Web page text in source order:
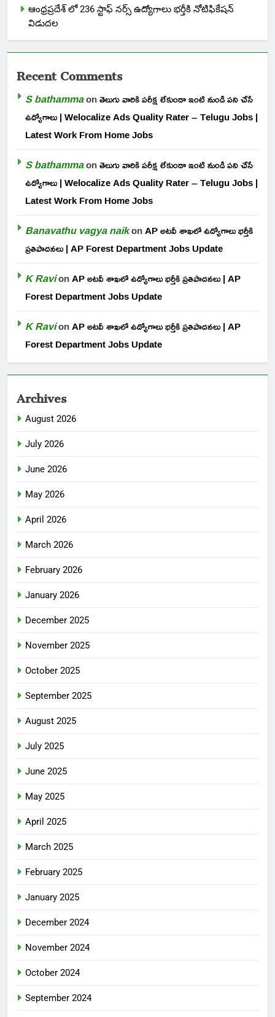
ఆంధ్రప్రదేశ్ లో 236 స్టాఫ్ నర్స్ ఉద్యోగాలు భర్తీకి నోటిఫికేషన్
విడుదల
Recent Comments
S bathammaonతెలుగు వారికి పరీక్ష లేకుండా ఇంటి నుండి పని చేసే
ఉద్యోగాలు | Welocalize Ads Quality Rater – Telugu Jobs |
Latest Work From Home Jobs
S bathammaonతెలుగు వారికి పరీక్ష లేకుండా ఇంటి నుండి పని చేసే
ఉద్యోగాలు | Welocalize Ads Quality Rater – Telugu Jobs |
Latest Work From Home Jobs
Banavathu vagya naikonAP అటవీ శాఖలో ఉద్యోగాలు భర్తీకి
ప్రతిపాదనలు | AP Forest Department Jobs Update
K RavionAP అటవీ శాఖలో ఉద్యోగాలు భర్తీకి ప్రతిపాదనలు | AP
Forest Department Jobs Update
K RavionAP అటవీ శాఖలో ఉద్యోగాలు భర్తీకి ప్రతిపాదనలు | AP
Forest Department Jobs Update
Archives
August 2026
July 2026
June 2026
May 2026
April 2026
March 2026
February 2026
January 2026
December 2025
November 2025
October 2025
September 2025
August 2025
July 2025
June 2025
May 2025
April 2025
March 2025
February 2025
January 2025
December 2024
November 2024
October 2024
September 2024